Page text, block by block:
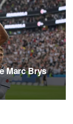
Marc Brys